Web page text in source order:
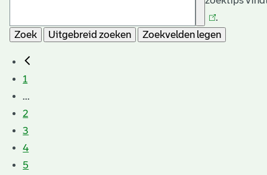
.
Zoek
Uitgebreid zoeken Zoekvelden legen
1
...
2
3
4
5